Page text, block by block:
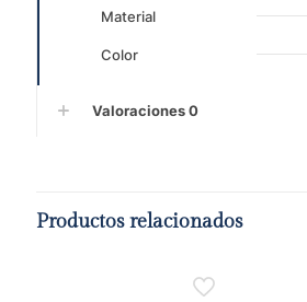
Material
Color
Valoraciones0
Productos relacionados